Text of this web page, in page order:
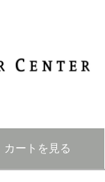
カートを見る